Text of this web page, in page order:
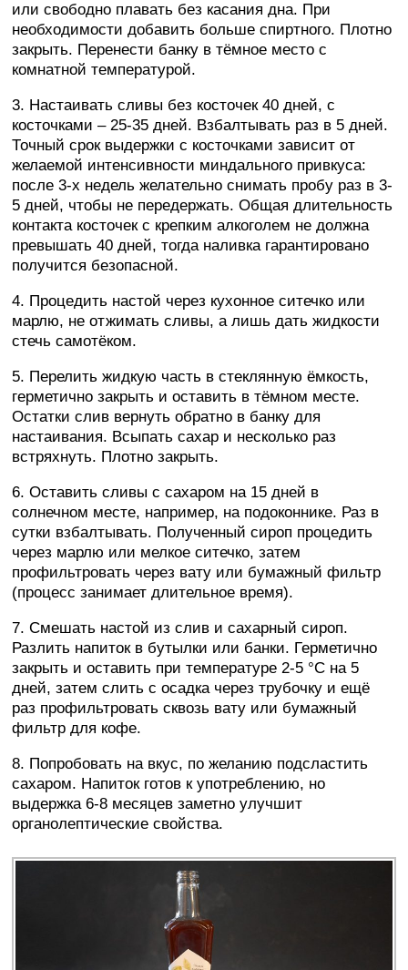
или свободно плавать без касания дна. При
необходимости добавить больше спиртного. Плотно
закрыть. Перенести банку в тёмное место с
комнатной температурой.
3. Настаивать сливы без косточек 40 дней, с
косточками – 25-35 дней. Взбалтывать раз в 5 дней.
Точный срок выдержки с косточками зависит от
желаемой интенсивности миндального привкуса:
после 3-х недель желательно снимать пробу раз в 3-
5 дней, чтобы не передержать. Общая длительность
контакта косточек с крепким алкоголем не должна
превышать 40 дней, тогда наливка гарантировано
получится безопасной.
4. Процедить настой через кухонное ситечко или
марлю, не отжимать сливы, а лишь дать жидкости
стечь самотёком.
5. Перелить жидкую часть в стеклянную ёмкость,
герметично закрыть и оставить в тёмном месте.
Остатки слив вернуть обратно в банку для
настаивания. Всыпать сахар и несколько раз
встряхнуть. Плотно закрыть.
6. Оставить сливы с сахаром на 15 дней в
солнечном месте, например, на подоконнике. Раз в
сутки взбалтывать. Полученный сироп процедить
через марлю или мелкое ситечко, затем
профильтровать через вату или бумажный фильтр
(процесс занимает длительное время).
7. Смешать настой из слив и сахарный сироп.
Разлить напиток в бутылки или банки. Герметично
закрыть и оставить при температуре 2-5 °C на 5
дней, затем слить с осадка через трубочку и ещё
раз профильтровать сквозь вату или бумажный
фильтр для кофе.
8. Попробовать на вкус, по желанию подсластить
сахаром. Напиток готов к употреблению, но
выдержка 6-8 месяцев заметно улучшит
органолептические свойства.